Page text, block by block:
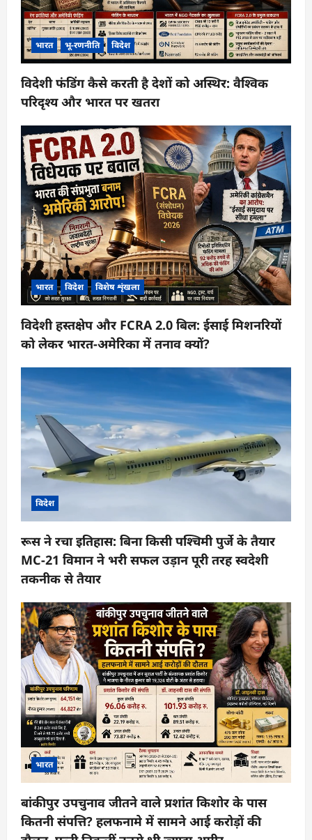
भारत भू-रणनीति विदेश
विदेशी फंडिंग कैसे करती है देशों को अस्थिर: वैश्विक
परिदृश्य और भारत पर खतरा
भारत विदेश विशेष शृंखला
विदेशी हस्तक्षेप और FCRA 2.0 बिल: ईसाई मिशनरियों
को लेकर भारत-अमेरिका में तनाव क्यों?
विदेश
रूस ने रचा इतिहास: बिना किसी पश्चिमी पुर्जे के तैयार
MC-21 विमान ने भरी सफल उड़ान पूरी तरह स्वदेशी
तकनीक से तैयार
भारत
बांकीपुर उपचुनाव जीतने वाले प्रशांत किशोर के पास
कितनी संपत्ति? हलफनामे में सामने आई करोड़ों की